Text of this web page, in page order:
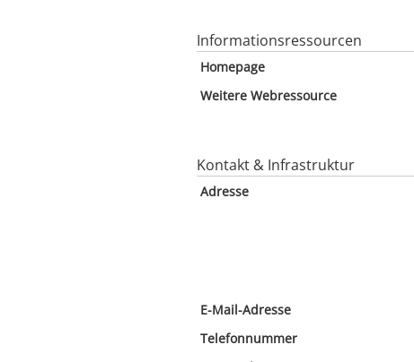
Informationsressourcen
Homepage
Weitere Webressource
Kontakt & Infrastruktur
Adresse
E-Mail-Adresse
Telefonnummer